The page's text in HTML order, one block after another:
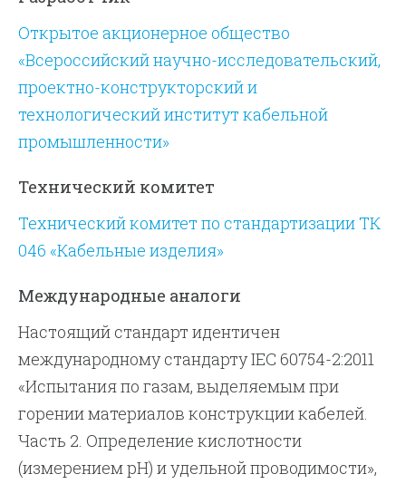
Открытое акционерное общество
«Всероссийский научно-исследовательский,
проектно-конструкторский и
технологический институт кабельной
промышленности»
Технический комитет
Технический комитет по стандартизации ТК
046 «Кабельные изделия»
Международные аналоги
Настоящий стандарт идентичен
международному стандарту IEC 60754-2:2011
«Испытания по газам, выделяемым при
горении материалов конструкции кабелей.
Часть 2. Определение кислотности
(измерением pH) и удельной проводимости»,